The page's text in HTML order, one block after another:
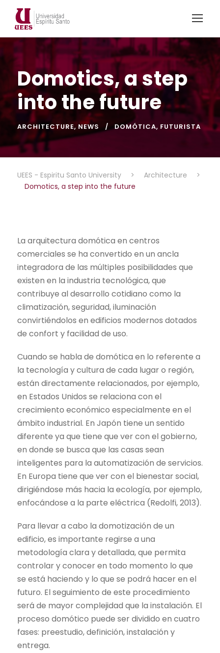
Domotics, a step
into the future
ARCHITECTURE, NEWS DOMÓTICA, FUTURISTA
UEES - Espiritu Santo University > Architecture
>
Domotics, a step into the future
La arquitectura domótica en centros
comerciales se ha convertido en un ancla
integradora de las múltiples posibilidades que
existen en la industria tecnológica, que
contribuye al desarrollo cotidiano como la
climatización, seguridad, iluminación
convirtiéndolos en edificios modernos dotados
de confort y facilidad de uso.
Cuando se habla de domótica en lo referente a
la tecnología y cultura de cada lugar o región,
están directamente relacionados, por ejemplo,
en Estados Unidos se relaciona con el
crecimiento económico especialmente en el
ámbito industrial. En Japón tiene un sentido
diferente ya que tiene que ver con el gobierno,
en donde se busca que las casas sean
inteligentes para la automatización de servicios.
En Europa tiene que ver con el bienestar social,
dirigiéndose más hacia la ecología, por ejemplo,
enfocándose a la parte eléctrica (Redolfi, 2013).
Para llevar a cabo la domotización de un
edificio, es importante regirse a una
metodología clara y detallada, que permita
controlar y conocer en todo momento lo que
se está haciendo y lo que se podrá hacer en el
futuro. El seguimiento de este procedimiento
será de mayor complejidad que la instalación. El
proceso domótico puede ser dividido en cuatro
fases: preestudio, definición, instalación y
entrega.